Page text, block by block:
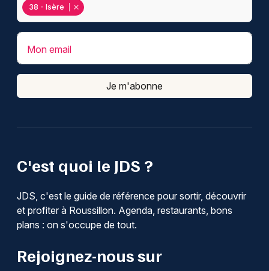
C'est quoi le JDS ?
JDS, c'est le guide de référence pour sortir, découvrir
et profiter à Roussillon. Agenda, restaurants, bons
plans : on s'occupe de tout.
Rejoignez-nous sur
38 - Isère
Mon email
Je m'abonne